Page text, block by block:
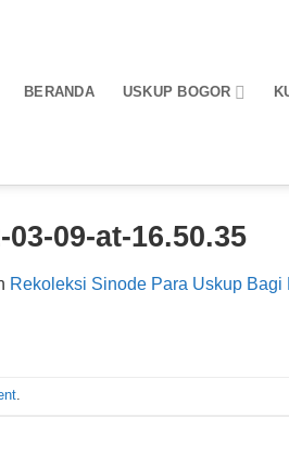
BERANDA USKUP BOGOR
09-at-16.50.35
Rekoleksi Sinode Para Uskup